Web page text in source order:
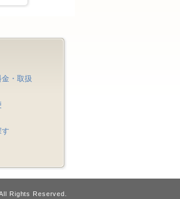
・取扱
Rights Reserved.